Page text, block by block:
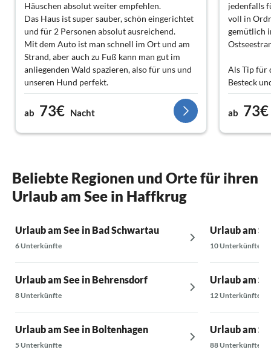
Häuschen absolut weiter empfehlen.
Das Haus ist super sauber, schön eingerichtet
und für 2 Personen absolut ausreichend.
Mit dem Auto ist man schnell im Ort und am
Strand, aber auch zu Fuß kann man gut im
anliegenden Wald spazieren, also für uns und
unseren Hund perfekt.
ab 73€ Nacht
jedenfalls
voll in
gemütlich
Als Tip für
Besteck
muss der
werden.
der Platz
20 Uhr.
Kiosk (für
nach den
ist, ganz
war ein
ab 73€
Beliebte Regionen und Orte für ihren
Urlaub am See in Haffkrug
Urlaub am See in Bad Schwartau
6 Unterkünfte
Urlaub am See in Behrensdorf
8 Unterkünfte
Urlaub am See in Boltenhagen
5 Unterkünfte
Urlaub am
10 Unterkünfte
Urlaub am
12 Unterkünfte
Urlaub am
88 Unterkünfte